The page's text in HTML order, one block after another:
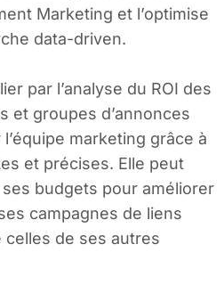
Marketing et l’optimise
data-driven.
par l’analyse du ROI des
et groupes d’annonces
marketing grâce à
et précises. Elle peut
budgets pour améliorer
campagnes de liens
de ses autres